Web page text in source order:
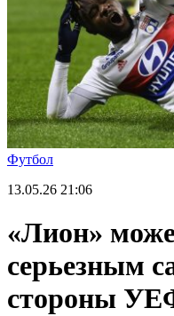
Футбол
13.05.26 21:06
«Лион»
серьезным
стороны